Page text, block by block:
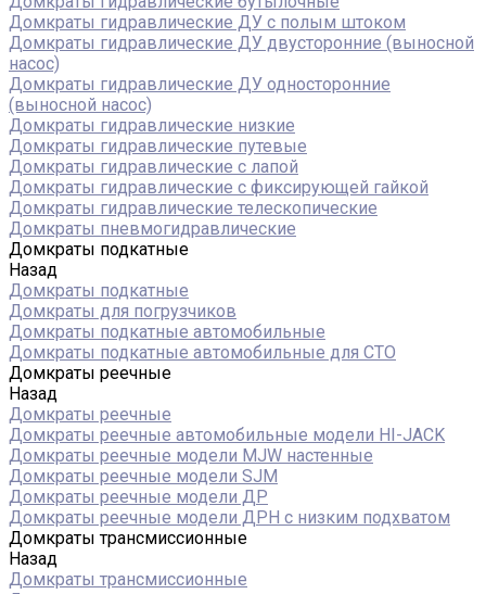
Домкраты гидравлические ДУ c полым штоком
Домкраты гидравлические ДУ двусторонние (выносной
насос)
Домкраты гидравлические ДУ односторонние
(выносной насос)
Домкраты гидравлические низкие
Домкраты гидравлические путевые
Домкраты гидравлические с лапой
Домкраты гидравлические с фиксирующей гайкой
Домкраты гидравлические телескопические
Домкраты пневмогидравлические
Домкраты подкатные
Назад
Домкраты подкатные
Домкраты для погрузчиков
Домкраты подкатные автомобильные
Домкраты подкатные автомобильные для СТО
Домкраты реечные
Назад
Домкраты реечные
Домкраты реечные автомобильные модели HI-JACK
Домкраты реечные модели MJW настенные
Домкраты реечные модели SJM
Домкраты реечные модели ДР
Домкраты реечные модели ДРН с низким подхватом
Домкраты трансмиссионные
Назад
Домкраты трансмиссионные